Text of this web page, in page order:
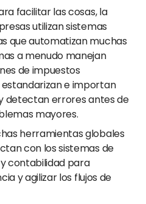
facilitar las cosas, la
utilizan sistemas
que automatizan muchas
a menudo manejan
de impuestos
e importan
detectan errores antes de
mayores.
herramientas globales
con los sistemas de
contabilidad para
y agilizar los flujos de